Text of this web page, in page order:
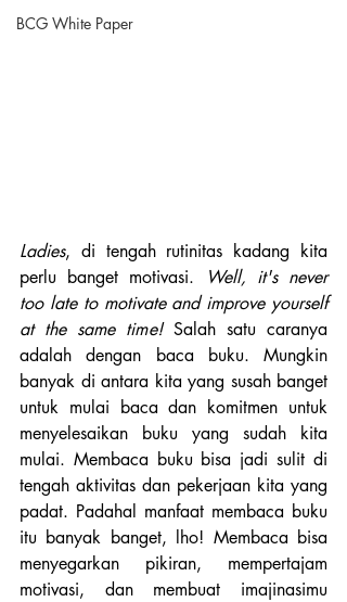
BCG White Paper
Ladies, di tengah rutinitas kadang kita
perlu banget motivasi.
Well, it's never
too late to motivate and improve yourself
at the same time! Salah satu caranya
adalah dengan baca buku. Mungkin
banyak di antara kita yang susah banget
untuk mulai baca dan komitmen untuk
menyelesaikan buku yang sudah kita
mulai. Membaca buku bisa jadi sulit di
tengah aktivitas dan pekerjaan kita yang
padat. Padahal manfaat membaca buku
itu banyak banget, lho! Membaca bisa
menyegarkan pikiran, mempertajam
motivasi, dan membuat imajinasimu